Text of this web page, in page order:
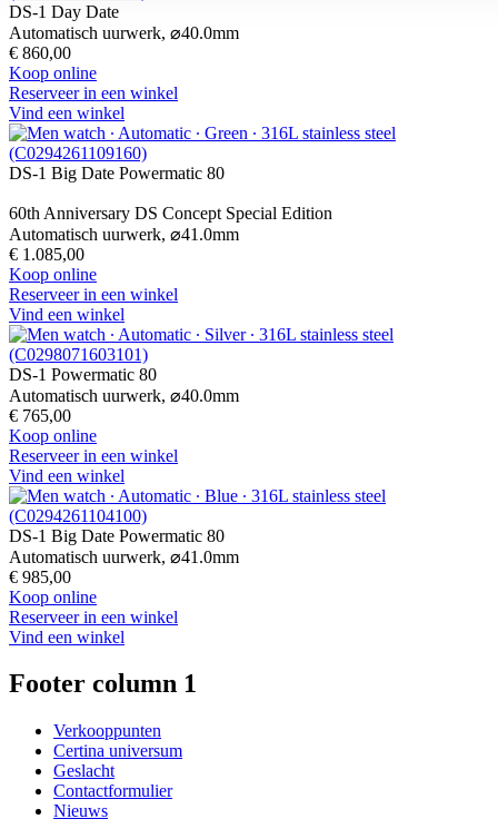
DS-1 Day Date
Automatisch uurwerk, ⌀40.0mm
€ 860,00
Koop online
Reserveer in een winkel
Vind een winkel
DS-1 Big Date Powermatic 80
60th Anniversary DS Concept Special Edition
Automatisch uurwerk, ⌀41.0mm
€ 1.085,00
Koop online
Reserveer in een winkel
Vind een winkel
DS-1 Powermatic 80
Automatisch uurwerk, ⌀40.0mm
€ 765,00
Koop online
Reserveer in een winkel
Vind een winkel
DS-1 Big Date Powermatic 80
Automatisch uurwerk, ⌀41.0mm
€ 985,00
Koop online
Reserveer in een winkel
Vind een winkel
Footer column 1
Verkooppunten
Certina universum
Geslacht
Contactformulier
Nieuws